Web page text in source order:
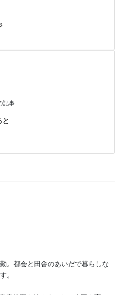
記事
と
。都会と田舎のあいだで暮らしな
。